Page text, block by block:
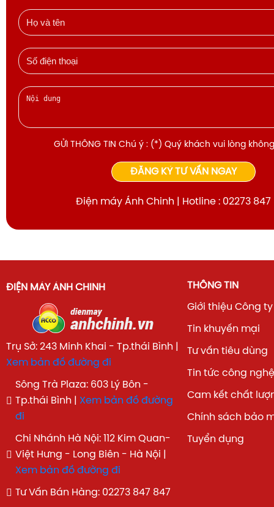
Ngăn rau quả Wide Fresh Case: Dung tích lên tới 30
đa, giúp bạn dễ dàng cất trữ những loại rau củ kích
cải, súp lơ hay dưa hấu mà không cần cắt nhỏ.
Tham khảo thêm tủ lạnh Panasonicđể có cái nhìn
các dòng sản phẩm cùng phân khúc và lựa chọn cho
nhất.
GỬI THÔNG TIN Chú ý : (*) Quý khách vui lòng
ĐĂNG KÝ TƯ VẤN NGAY
Điện máy Ánh Chinh | Hotline : 02273 847
ĐIỆN MÁY ÁNH CHINH
Trụ Sở: 243 Minh Khai - Tp.thái Bình |
Xem bản đồ đường đi
Sông Trà Plaza: 603 Lý Bôn -
Tp.thái Bình | Xem bản đồ đường
đi
Chi Nhánh Hà Nội: 112 Kim Quan-
Việt Hưng - Long Biên - Hà Nội |
Xem bản đồ đường đi
Tư Vấn Bán Hàng: 02273 847 847
THÔNG TIN
Giới thiệu Công ty
Tin khuyến mại
Tư vấn tiêu dùng
Tin tức công nghệ
Cam kết chất
Chính sách bảo
Tuyển dụng